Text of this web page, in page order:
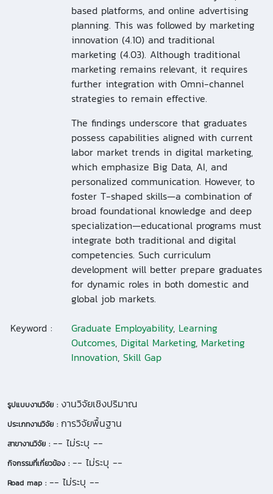
based platforms, and online advertising
planning. This was followed by marketing
innovation (4.10) and traditional
marketing (4.03). Although traditional
marketing remains relevant, it requires
further integration with Omni-channel
strategies to remain effective.
The findings underscore that graduates
possess capabilities aligned with current
labor market trends in digital marketing,
which emphasize Big Data, AI, and
personalized communication. However, to
foster T-shaped skills—a combination of
broad foundational knowledge and deep
specialization—educational programs must
integrate both traditional and digital
competencies. Such curriculum
development will better prepare graduates
for dynamic roles in both domestic and
global job markets.
Keyword :
Graduate Employability, Learning
Outcomes, Digital Marketing, Marketing
Innovation, Skill Gap
รูปแบบงานวิจัย : งานวิจัยเชิงปริมาณ
ประเภทงานวิจัย : การวิจัยพื้นฐาน
สาขางานวิจัย : -- ไม่ระบุ --
กิจกรรมที่เกี่ยวข้อง : -- ไม่ระบุ --
Road map : -- ไม่ระบุ --